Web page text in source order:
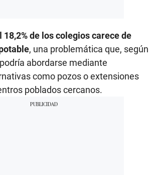
l 18,2% de los colegios carece de
, una problemática que, según
abordarse mediante
como pozos o extensiones
poblados cercanos.